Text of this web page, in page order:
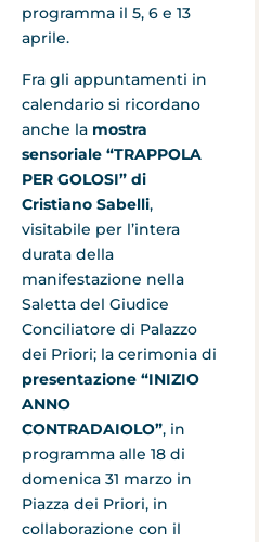
programma il 5, 6 e 13
aprile.
Fra gli appuntamenti in
calendario si ricordano
anche la mostra
sensoriale “TRAPPOLA
PER GOLOSI” di
Cristiano Sabelli,
visitabile per l’intera
durata della
manifestazione nella
Saletta del Giudice
Conciliatore di Palazzo
dei Priori; la cerimonia di
presentazione “INIZIO
ANNO
CONTRADAIOLO”, in
programma alle 18 di
domenica 31 marzo in
Piazza dei Priori, in
collaborazione con il